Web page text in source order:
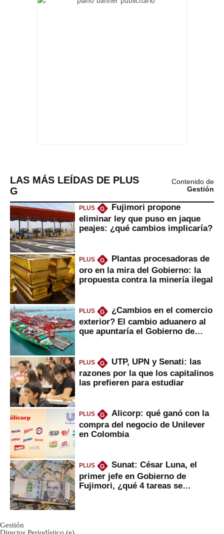
LAS MÁS LEÍDAS DE PLUS
G
Contenido de
Gestión
PLUS G
Fujimori propone
eliminar ley que puso en jaque
peajes: ¿qué cambios implicaría?
PLUS G
Plantas procesadoras de
oro en la mira del Gobierno: la
propuesta contra la minería ilegal
PLUS G
¿Cambios en el comercio
exterior? El cambio aduanero al
que apuntaría el Gobierno de
PLUS G
UTP, UPN y Senati: las
razones por la que los capitalinos
las prefieren para estudiar
PLUS G
Alicorp: qué ganó con la
compra del negocio de Unilever
en Colombia
PLUS G
Sunat: César Luna, el
primer jefe en Gobierno de
Fujimori, ¿qué 4 tareas se
Gestión